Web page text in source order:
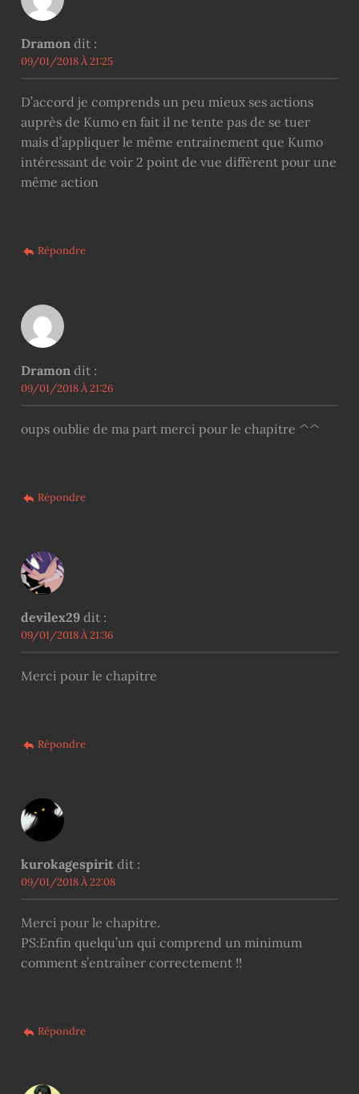
Dramon dit :
09/01/2018 À 21:25
D’accord je comprends un peu mieux ses actions
auprès de Kumo en fait il ne tente pas de se tuer
mais d’appliquer le même entrainement que Kumo
intéressant de voir 2 point de vue diffèrent pour une
même action
Répondre
Dramon dit :
09/01/2018 À 21:26
oups oublie de ma part merci pour le chapitre ^^
Répondre
devilex29 dit :
09/01/2018 À 21:36
Merci pour le chapitre
Répondre
kurokagespirit dit :
09/01/2018 À 22:08
Merci pour le chapitre.
PS:Enfin quelqu’un qui comprend un minimum
comment s’entraîner correctement !!
Répondre